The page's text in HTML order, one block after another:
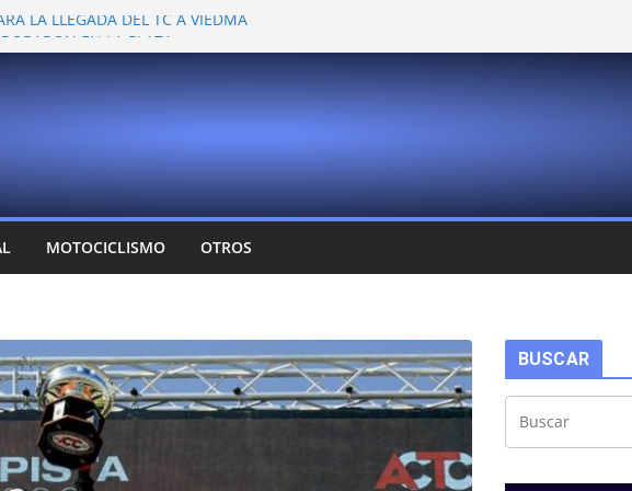
LA LLEGADA DEL TC A VIEDMA
EN LA PLATA
VER A TANTOS PILOTOS
DEJÓ CAMBIOS EN LOS CAMPEONATOS
CONFIRMA SU REGRESO AL TOP RACE
MOTOCICLISMO OTROS
BUSCAR